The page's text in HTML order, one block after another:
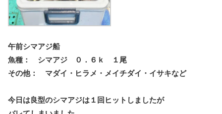
午前シマアジ船
魚種： シマアジ ０．６ｋ １尾
その他： マダイ・ヒラメ・メイチダイ・イサキなど
今日は良型のシマアジは１回ヒットしましたが